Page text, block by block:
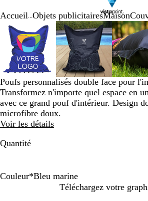
Accueil Objets publicitairesMaison
Image
zoomable
Zoom
au
minimum
Cliquez
pour
développer
Utilisez
les
touches
plus
et
zoomer
et
les
touches
fléchées
défiler
Image
zoomable
Zoom
au
minimum
Cliquez
pour
développer
Utilisez
les
touches
plus
et
moins
pour
zoomer
au
et
Diapositive
Poufs personnalisés double face pour
Transformez n'importe quel espace en
avec ce grand pouf d'intérieur. Design
microfibre doux.
Voir les détails
Quantité
Couleur*Bleu marine
Téléchargez votre